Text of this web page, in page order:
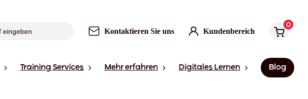
Kontaktieren Sie uns Kundenbereich
0
Training Services Mehr erfahren Digitales Lernen Blog